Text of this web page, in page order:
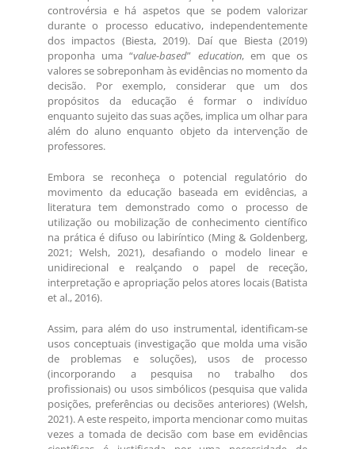
controvérsia e há aspetos que se podem valorizar
durante o processo educativo, independentemente
dos impactos (Biesta, 2019). Daí que Biesta (2019)
proponha uma “value-based” education, em que os
valores se sobreponham às evidências no momento da
decisão. Por exemplo, considerar que um dos
propósitos da educação é formar o indivíduo
enquanto sujeito das suas ações, implica um olhar para
além do aluno enquanto objeto da intervenção de
professores.
Embora se reconheça o potencial regulatório do
movimento da educação baseada em evidências, a
literatura tem demonstrado como o processo de
utilização ou mobilização de conhecimento científico
na prática é difuso ou labiríntico (Ming & Goldenberg,
2021; Welsh, 2021), desafiando o modelo linear e
unidirecional e realçando o papel de receção,
interpretação e apropriação pelos atores locais (Batista
et al., 2016).
Assim, para além do uso instrumental, identificam-se
usos conceptuais (investigação que molda uma visão
de problemas e soluções), usos de processo
(incorporando a pesquisa no trabalho dos
profissionais) ou usos simbólicos (pesquisa que valida
posições, preferências ou decisões anteriores) (Welsh,
2021). A este respeito, importa mencionar como muitas
vezes a tomada de decisão com base em evidências